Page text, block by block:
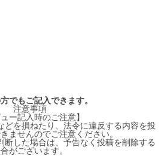
でもご記入できます。
注意事項
ュー記入時のご注意】
どを損ねたり、法令に違反する内容を投
ませんのでご注意ください。
断した場合は、予告なく投稿を削除する
がございます。